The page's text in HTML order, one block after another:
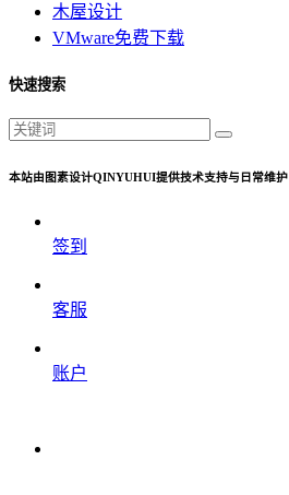
木屋设计
VMware免费下载
快速搜索
本站由图素设计QINYUHUI提供技术支持与日常维护
签到
客服
账户